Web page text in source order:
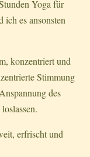
Yoga für
ich es ansonsten
konzentriert und
Stimmung
des
erfrischt und